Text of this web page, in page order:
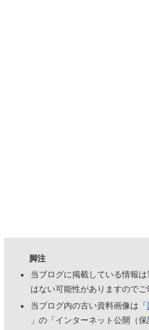
脚注
当ブログに掲載している情報
はない可能性がありますのでご
当ブログ内の古い資料画像は「
」の「インターネット公開（